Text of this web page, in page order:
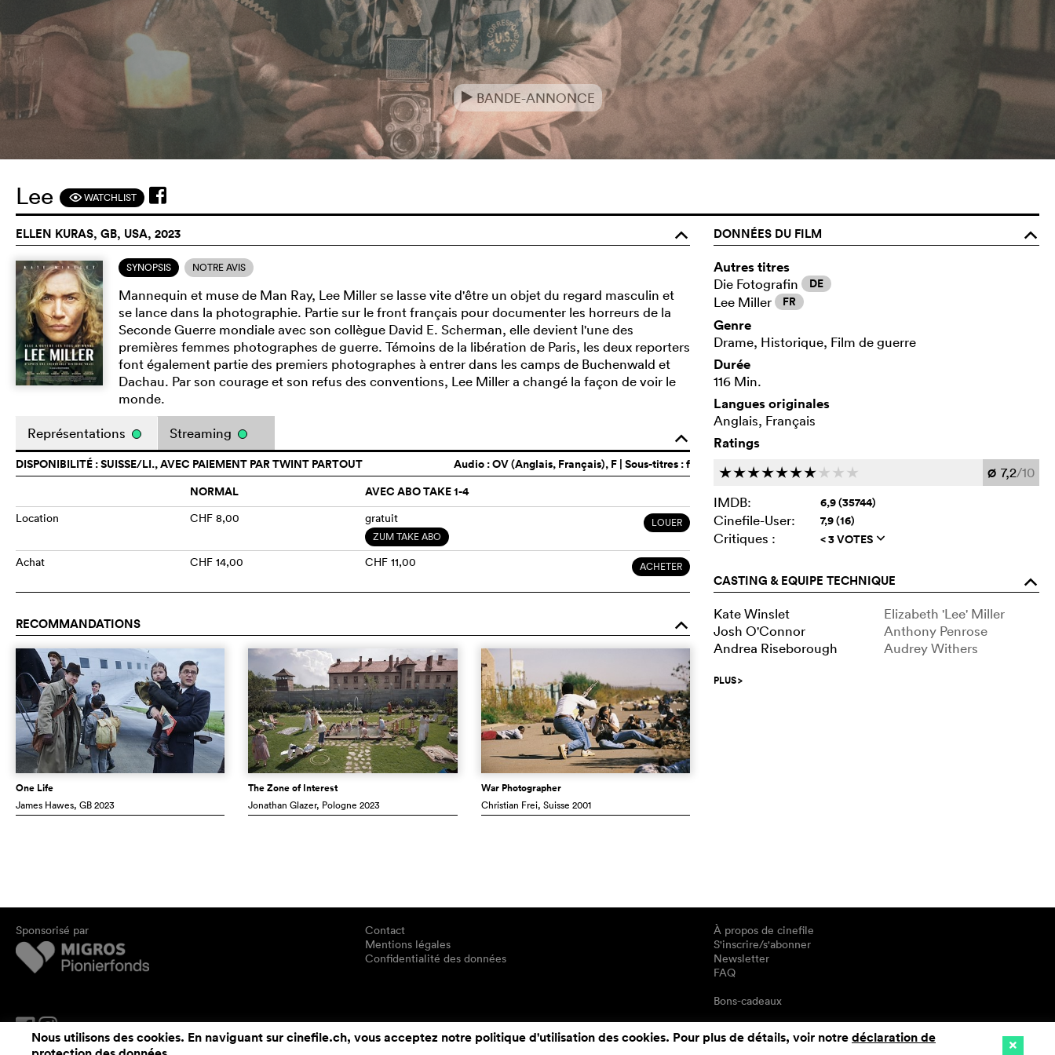
eBANDE-ANNONCE
Lee FWATCHLIST
ELLEN KURAS, GB, USA, 2023 o
SYNOPSIS NOTRE AVIS
Mannequin et muse de Man Ray, Lee Miller se lasse vite d'être un objet du regard masculin et
se lance dans la photographie. Partie sur le front français pour documenter les horreurs de la
Seconde Guerre mondiale avec son collègue David E. Scherman, elle devient l'une des
premières femmes photographes de guerre. Témoins de la libération de Paris, les deux reporters
font également partie des premiers photographes à entrer dans les camps de Buchenwald et
Dachau. Par son courage et son refus des conventions, Lee Miller a changé la façon de voir le
monde.
o
Représentations Streaming
Audio :OV (Anglais, Français), F | Sous-titres : f
DISPONIBILITÉ : SUISSE/LI., AVEC PAIEMENT PAR TWINT PARTOUT
NORMAL
AVEC ABO TAKE 1-4
Location CHF 8,00 gratuit
ZUM TAKE ABO
LOUER
Achat CHF 14,00 CHF 11,00 ACHETER
RECOMMANDATIONS o
One Life
James Hawes, GB2023
The Zone of Interest
Jonathan Glazer, Pologne 2023
War Photographer
Christian Frei, Suisse 2001
DONNÉES DU FILM
o
Autres titres
Die Fotografin DE
Lee Miller FR
Genre
Drame, Historique, Film de guerre
Durée
116 Min.
Langues originales
Anglais, Français
Ratings
ccccccc c c c Ø 7,2/10
IMDB:
6,9 (35744)
Cinefile-User: 7,9 (16)
Critiques : < 3 VOTES q
CASTING & EQUIPE TECHNIQUE o
Kate Winslet
Elizabeth 'Lee' Miller
Josh O'Connor
Anthony Penrose
Andrea Riseborough
Audrey Withers
PLUS>
Sponsorisé par
Contact
Mentions légales
Confidentialité des données
À propos de cinefile
S'inscrire/s'abonner
Newsletter
FAQ
Bons-cadeaux
Nous utilisons des cookies. En naviguant sur cinefile.ch, vous acceptez notre politique d'utilisation des cookies. Pour plus de détails, voir notredéclaration de